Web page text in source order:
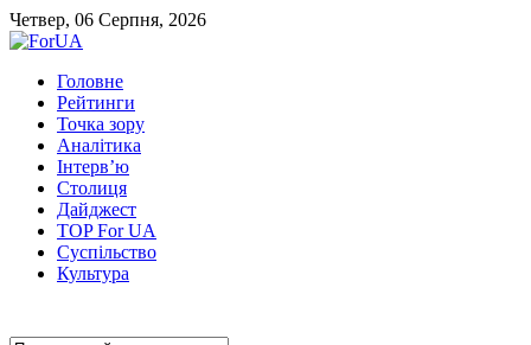
Четвер, 06 Серпня, 2026
Головне
Рейтинги
Точка зору
Аналітика
Інтерв’ю
Столиця
Дайджест
TOP For UA
Суспiльство
Культура